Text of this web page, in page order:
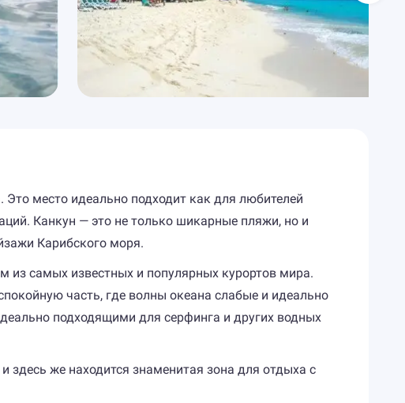
место идеально подходит как для любителей
Канкун — это не только шикарные пляжи, но и
Карибского моря.
из самых известных и популярных курортов мира.
часть, где волны океана слабые и идеально
подходящими для серфинга и других водных
здесь же находится знаменитая зона для отдыха с